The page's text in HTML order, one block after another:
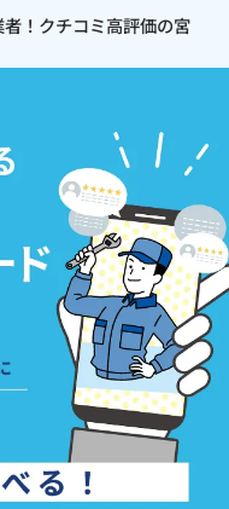
！クチコミ高評価の宮